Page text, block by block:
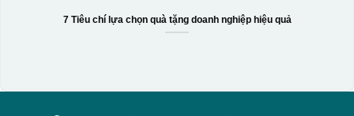
7 Tiêu chí lựa chọn quà tặng doanh nghiệp hiệu quả